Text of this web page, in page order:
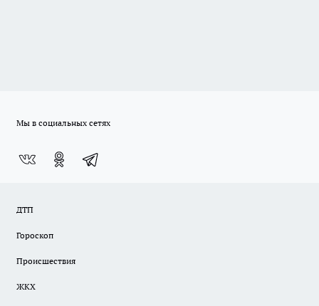
Мы в социальных сетях
ДТП
Гороскоп
Происшествия
ЖКХ